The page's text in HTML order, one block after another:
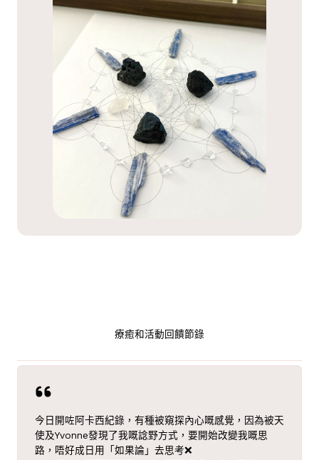
療癒和活動回饋節錄
今日開咗阿卡西紀錄，有種被窺探內心嘅感覺，因為被天
使及Yvonne發現了我嘅諗野方式，要開始改變我嘅思
路，唔好成日用「如果論」去思考❌